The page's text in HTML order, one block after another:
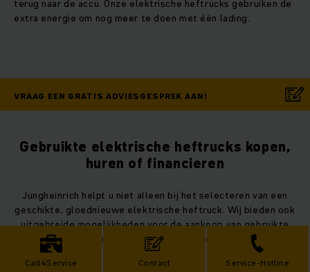
Call4Service Contact Service-Hotline
terug naar de accu. Onze elektrische heftrucks gebruiken de
extra energie om nog meer te doen met één lading.
VRAAG EEN GRATIS ADVIESGESPREK AAN!
Gebruikte elektrische heftrucks kopen,
huren of financieren
Jungheinrich helpt u niet alleen bij het selecteren van een
geschikte, gloednieuwe elektrische heftruck. Wij bieden ook
uitgebreide mogelijkheden voor de aankoop van gebruikte
heftrucks, financiering of huur van Jungheinrich elektrische
heftrucks.